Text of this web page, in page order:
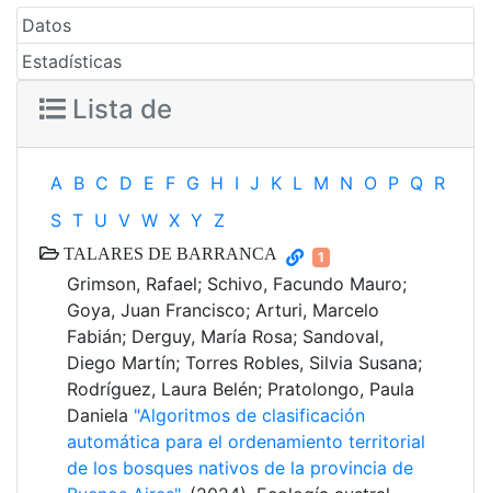
Datos
Estadísticas
Lista de
A B C D E F G H I J K L M N O P Q R
S T U V W X Y Z
TALARES DE BARRANCA 1
Grimson, Rafael; Schivo, Facundo Mauro;
Goya, Juan Francisco; Arturi, Marcelo
Fabián; Derguy, María Rosa; Sandoval,
Diego Martín; Torres Robles, Silvia Susana;
Rodríguez, Laura Belén; Pratolongo, Paula
Daniela "Algoritmos de clasificación
automática para el ordenamiento territorial
de los bosques nativos de la provincia de